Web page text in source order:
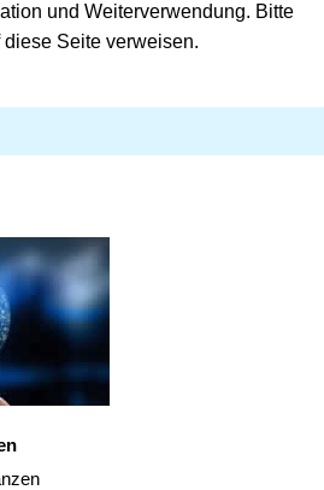
und Weiterverwendung. Bitte
Seite verweisen.